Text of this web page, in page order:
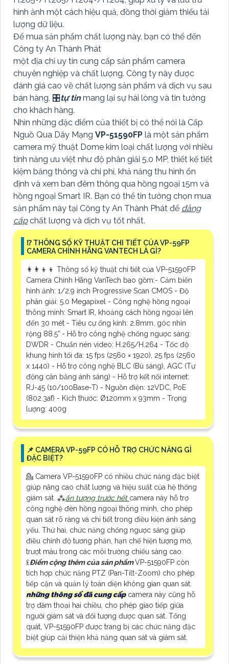
hình ảnh một cách hiệu quả, đồng thời giảm thiểu tải
lượng dữ liệu.
Để mua sản phẩm chất lượng này, bạn có thể đến
Công ty An Thành Phát
một địa chỉ uy tín cung cấp sản phẩm camera
chuyên nghiệp và chất lượng. Công ty này được
đánh giá cao về chất lượng sản phẩm và dịch vụ sau
bán hàng, 🎛tự tinmang lại sự hài lòng và tin tưởng
cho khách hàng.
Nhìn những đặc điểm của thiết bị có thể nói là Cấp
Nguồ Qua Dây Mạng VP-51590FP là một sản phẩm
camera mỹ thuật Dome kim loại chất lượng với nhiều
tính năng ưu việt như độ phân giải 5.0 MP, thiết kế tiết
kiệm băng thông và chi phí, khả năng thu hình ổn
định và xem ban đêm thông qua hồng ngoại 15m và
hồng ngoại Smart IR. Bạn có thể tin tưởng chọn mua
sản phẩm này tại Công ty An Thành Phát để đẳng
cấpchất lượng và dịch vụ tốt nhất.
⁉️ THÔNG SỐ KỸ THUẬT CHI TIẾT CỦA VP-59FP
CAMERA CHÍNH HÃNG VANTECH LÀ GÌ?
👩‍👩‍👦‍👦 Thông số kỹ thuật chi tiết của VP-51590FP
Camera Chính Hãng VanTech bao gồm:- Cảm biến
hình ảnh: 1/2.9 inch Progressive Scan CMOS - Độ
phân giải: 5.0 Megapixel - Công nghệ hồng ngoại
thông minh: Smart IR, khoảng cách hồng ngoại lên
đến 30 mét - Tiêu cự ống kính: 2.8mm, góc nhìn
rộng 88.5° - Hỗ trợ công nghệ chống ngược sáng:
DWDR - Chuẩn nén video: H.265/H.264 - Tốc độ
khung hình tối đa: 15 fps (2560 × 1920), 25 fps (2560
x 1440) - Hỗ trợ công nghệ BLC (Bù sáng), AGC (Tự
động cân bằng ánh sáng) - Hỗ trợ kết nối internet:
RJ-45 (10/100Base-T) - Nguồn điện: 12VDC, PoE
(802.3af) - Kích thước: Ø120mm x 93mm - Trọng
lượng: 400g
📌 CAMERA VP-59FP CÓ HỖ TRỢ CHỨC NĂNG GÌ
ĐẶC BIỆT?
💁 Camera VP-51590FP có nhiều chức năng đặc biệt
giúp nâng cao chất lượng và hiệu suất của hệ thống
giám sát. ⁂ấn tượng trước hết camera này hỗ trợ
công nghệ đèn hồng ngoại thông minh, cho phép
quan sát rõ ràng và chi tiết trong điều kiện ánh sáng
yếu. Thứ hai, chức năng chống ngược sáng giúp
điều chỉnh độ tương phản, hạn chế hiện tượng mờ,
trượt màu trong các môi trường chiếu sáng cao.
₤Điểm cộng thêm của sản phẩmVP-51590FP còn
tích hợp chức năng PTZ (Pan-Tilt-Zoom) cho phép
tiếp cận và quản lý toàn diện không gian quan sát.
những thông số đã cung cấpcamera này cũng hỗ
trợ đàm thoại hai chiều, cho phép giao tiếp giữa
người giám sát và đối tượng được quan sát. Tổng
quát, VP-51590FP được trang bị các chức năng đặc
biệt giúp cải thiện khả năng quan sát và giám sát.